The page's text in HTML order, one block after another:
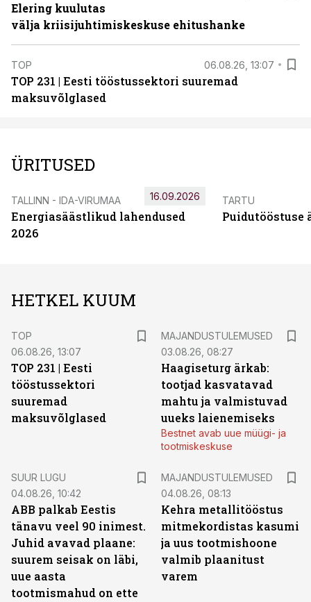
Elering kuulutas
välja kriisijuhtimiskeskuse ehitushanke
TOP 06.08.26, 13:07
TOP 231 | Eesti tööstussektori suuremad
maksuvõlglased
ÜRITUSED
TALLINN - IDA-VIRUMAA
Energiasäästlikud lahendused
2026
16.09.2026 TARTU
Puidutööstuse
HETKEL KUUM
TOP
06.08.26, 13:07
TOP 231 | Eesti
tööstussektori
suuremad
maksuvõlglased
MAJANDUSTULEMUSED
03.08.26, 08:27
Haagiseturg ärkab:
tootjad kasvatavad
mahtu ja valmistuvad
uueks laienemiseks
Bestnet avab uue müügi- ja
tootmiskeskuse
SUUR LUGU
04.08.26, 10:42
ABB palkab Eestis
tänavu veel 90 inimest.
Juhid avavad plaane:
suurem seisak on läbi,
uue aasta
tootmismahud on ette
MAJANDUSTULEMUSED
04.08.26, 08:13
Kehra metallitööstus
mitmekordistas kasumi
ja uus tootmishoone
valmib plaanitust
varem